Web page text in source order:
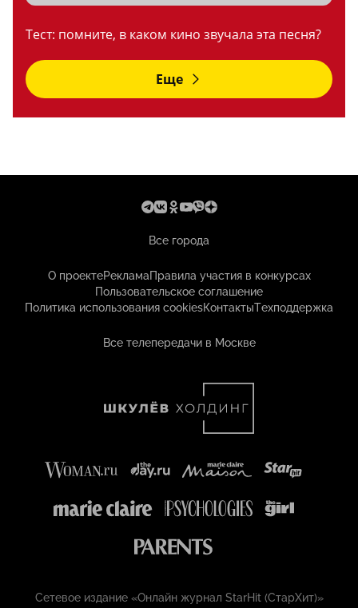
Тест: помните, в каком кино звучала эта песня?
Еще
Все города
О проектеРекламаПравила участия в конкурсах
Пользовательское соглашение
Политика использования cookiesКонтактыТехподдержка
Все телепередачи в Москве
Сетевое издание «Онлайн журнал StarHit (СтарХит)»